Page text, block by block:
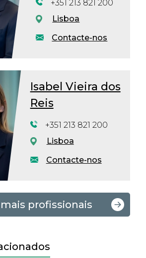
Contacte-nos
+351 213 821 200
Lisboa
Isabel Vieira dos
Reis
Contacte-nos
+351 213 821 200
Lisboa
profissionais